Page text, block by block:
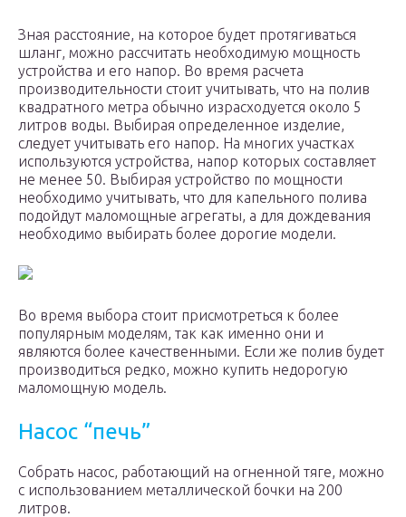
Зная расстояние, на которое будет протягиваться
шланг, можно рассчитать необходимую мощность
устройства и его напор. Во время расчета
производительности стоит учитывать, что на полив
квадратного метра обычно израсходуется около 5
литров воды. Выбирая определенное изделие,
следует учитывать его напор. На многих участках
используются устройства, напор которых составляет
не менее 50. Выбирая устройство по мощности
необходимо учитывать, что для капельного полива
подойдут маломощные агрегаты, а для дождевания
необходимо выбирать более дорогие модели.
Во время выбора стоит присмотреться к более
популярным моделям, так как именно они и
являются более качественными. Если же полив будет
производиться редко, можно купить недорогую
маломощную модель.
Насос “печь”
Собрать насос, работающий на огненной тяге, можно
с использованием металлической бочки на 200
литров.